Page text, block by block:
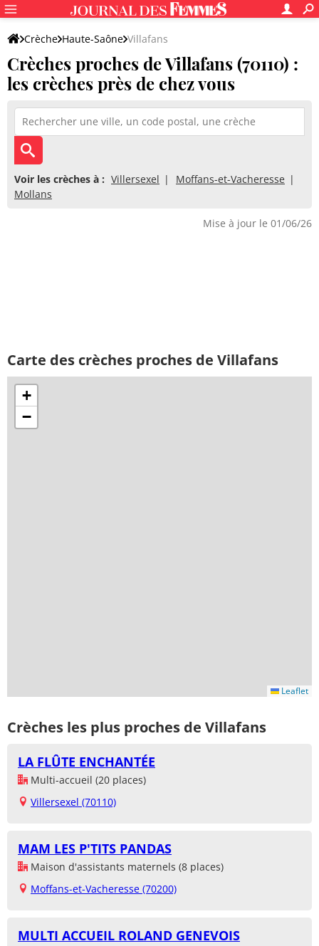
Crèche Haute-Saône Villafans
Crèches proches de Villafans (70110) :
les crèches près de chez vous
Voir les crèches à : Villersexel
Moffans-et-Vacheresse
Mollans
Mise à jour le 01/06/26
Carte des crèches proches de Villafans
+
−
Leaflet
Crèches les plus proches de Villafans
LA FLÛTE ENCHANTÉE
Multi-accueil (20 places)
Villersexel (70110)
MAM LES P'TITS PANDAS
Maison d'assistants maternels (8 places)
Moffans-et-Vacheresse (70200)
MULTI ACCUEIL ROLAND GENEVOIS